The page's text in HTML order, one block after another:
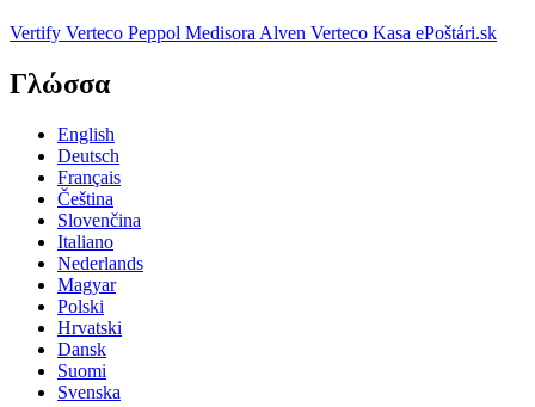
Vertify Verteco Peppol MedisoraAlven Verteco Kasa ePoštári.sk
Γλώσσα
English
Deutsch
Français
Čeština
Slovenčina
Italiano
Nederlands
Magyar
Polski
Hrvatski
Dansk
Suomi
Svenska